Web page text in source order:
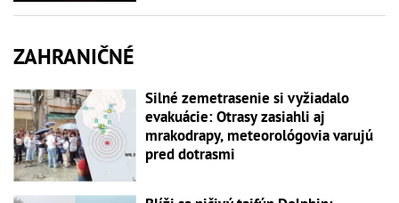
ZAHRANIČNÉ
Silné zemetrasenie si vyžiadalo
evakuácie: Otrasy zasiahli aj
mrakodrapy, meteorológovia varujú
pred dotrasmi